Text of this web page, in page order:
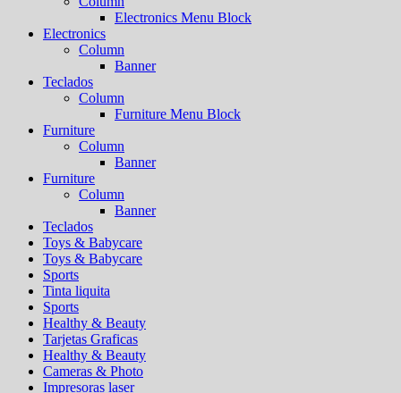
Electronics Menu Block
Electronics
Column
Banner
Teclados
Column
Furniture Menu Block
Furniture
Column
Banner
Furniture
Column
Banner
Teclados
Toys & Babycare
Toys & Babycare
Sports
Tinta liquita
Sports
Healthy & Beauty
Tarjetas Graficas
Healthy & Beauty
Cameras & Photo
Impresoras laser